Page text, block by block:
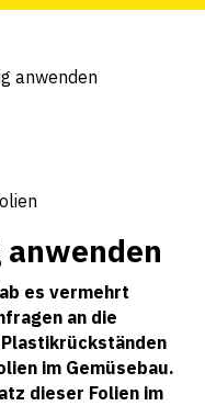
anwenden
es vermehrt
an die
im Gemüsebau.
dieser Folien im